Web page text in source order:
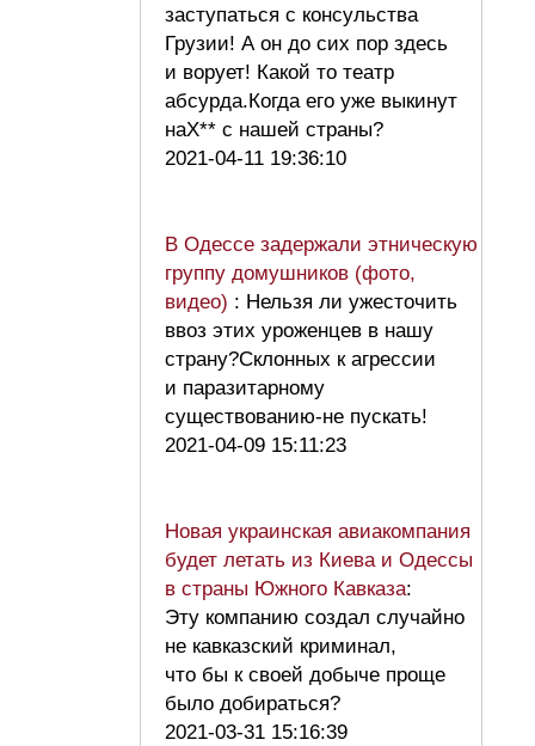
заступаться с консульства
Грузии! А он до сих пор здесь
и ворует! Какой то театр
абсурда.Когда его уже выкинут
наХ** с нашей страны?
2021-04-11 19:36:10
В Одессе задержали этническую
группу домушников (фото,
видео) : Нельзя ли ужесточить
ввоз этих уроженцев в нашу
страну?Склонных к агрессии
и паразитарному
существованию-не пускать!
2021-04-09 15:11:23
Новая украинская авиакомпания
будет летать из Киева и Одессы
в страны Южного Кавказа:
Эту компанию создал случайно
не кавказский криминал,
что бы к своей добыче проще
было добираться?
2021-03-31 15:16:39